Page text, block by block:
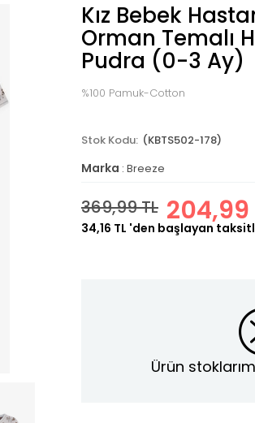
Kız Bebek
Orman Temalı
Pudra (0-3 Ay)
%100 Pamuk-Cotton
(KBTS502-178)
Marka : Breeze
369,99 TL 204,99
34,16 TL 'den başlayan
Ürün